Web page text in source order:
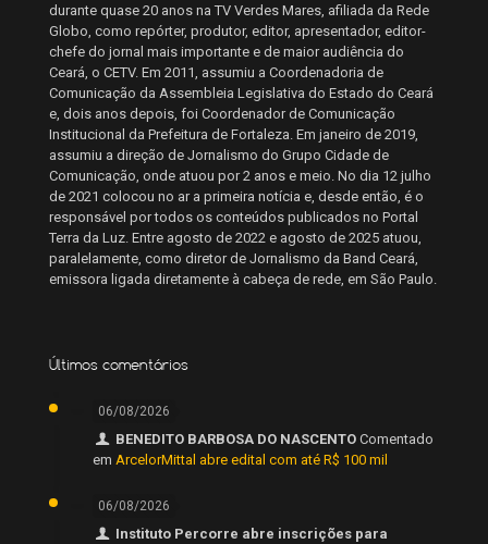
durante quase 20 anos na TV Verdes Mares, afiliada da Rede
Globo, como repórter, produtor, editor, apresentador, editor-
chefe do jornal mais importante e de maior audiência do
Ceará, o CETV. Em 2011, assumiu a Coordenadoria de
Comunicação da Assembleia Legislativa do Estado do Ceará
e, dois anos depois, foi Coordenador de Comunicação
Institucional da Prefeitura de Fortaleza. Em janeiro de 2019,
assumiu a direção de Jornalismo do Grupo Cidade de
Comunicação, onde atuou por 2 anos e meio. No dia 12 julho
de 2021 colocou no ar a primeira notícia e, desde então, é o
responsável por todos os conteúdos publicados no Portal
Terra da Luz. Entre agosto de 2022 e agosto de 2025 atuou,
paralelamente, como diretor de Jornalismo da Band Ceará,
emissora ligada diretamente à cabeça de rede, em São Paulo.
Últimos comentários
06/08/2026
BENEDITO BARBOSA DO NASCENTO Comentado
em ArcelorMittal abre edital com até R$ 100 mil
06/08/2026
Instituto Percorre abre inscrições para